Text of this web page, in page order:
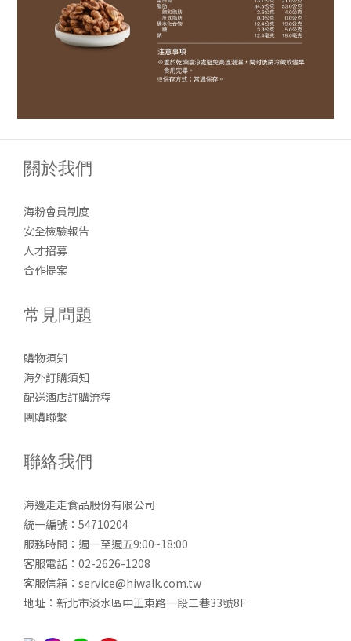
關於我們
海粉會員制度
安全檢驗報告
人才招募
合作提案
常見問題
購物須知
海外訂購須知
配送酒店訂購流程
團購聯繫
聯絡我們
海邊走走食品股份有限公司
統一編號：54710204
服務時間：週一至週五9:00~18:00
客服電話：02-2626-1208
客服信箱：service@hiwalk.com.tw
地址：新北市淡水區中正東路一段三巷33號8F